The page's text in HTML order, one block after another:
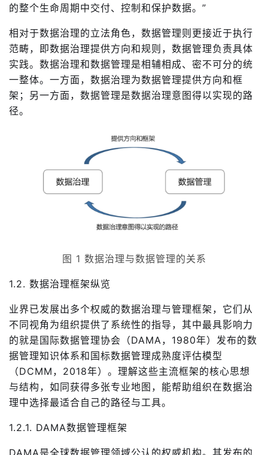
的整个生命周期中交付、控制和保护数据。”
相对于数据治理的立法角色，数据管理则更接近于执行
范畴，即数据治理提供方向和规则，数据管理负责具体
实践。数据治理和数据管理是相辅相成、密不可分的统
一整体。一方面，数据治理为数据管理提供方向和框
架；另一方面，数据管理是数据治理意图得以实现的路
径。
图 1 数据治理与数据管理的关系
1.2. 数据治理框架纵览
业界已发展出多个权威的数据治理与管理框架，它们从
不同视角为组织提供了系统性的指导，其中最具影响力
的就是国际数据管理协会（DAMA，1980年）发布的数
据管理知识体系和国标数据管理成熟度评估模型
（DCMM，2018年）。理解这些主流框架的核心思想
与结构，如同获得多张专业地图，能帮助组织在数据治
理中选择最适合自己的路径与工具。
1.2.1. DAMA数据管理框架